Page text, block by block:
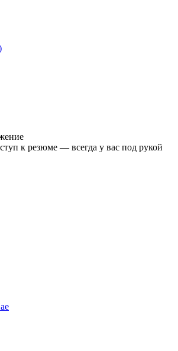
к резюме — всегда у вас под рукой